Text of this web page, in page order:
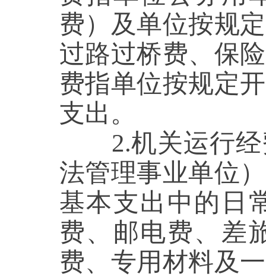
费）及单位按规
过路过桥费、保
费指单位按规定
支出。
2.机关运行
法管理事业单位
基本支出中的日
费、邮电费、差
费、专用材料及